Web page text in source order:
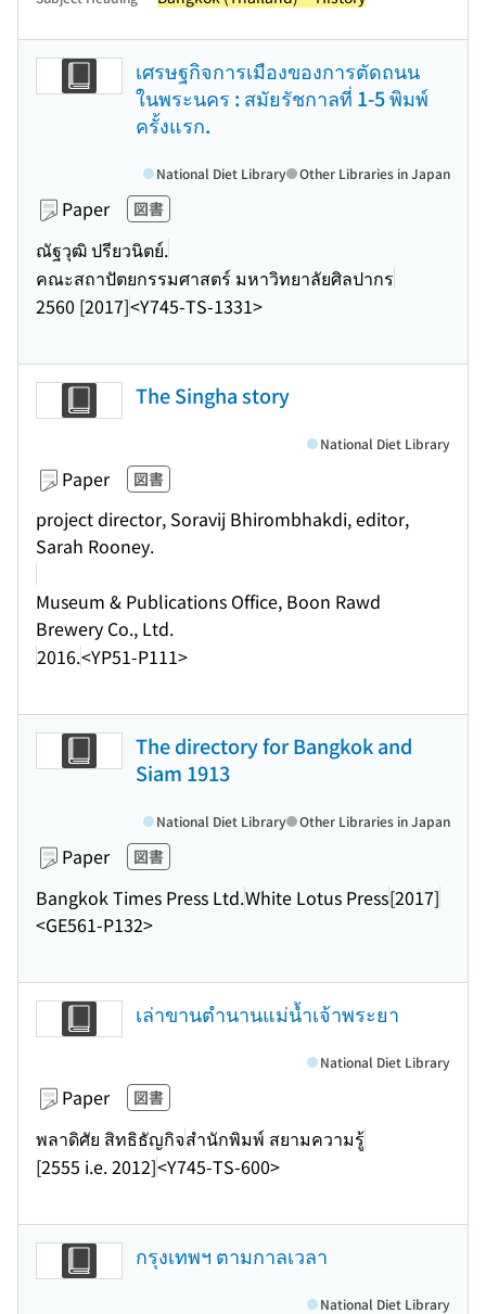
เศรษฐกิจการเมืองของการตัดถนน
ในพระนคร : สมัยรัชกาลที่ 1-5 พิมพ์
ครั้งแรก.
Paper 図書
ณัฐวุฒิ ปรียวนิตย์.
คณะสถาปัตยกรรมศาสตร์ มหาวิทยาลัยศิลปากร
2560 [2017]<Y745-TS-1331>
National Diet Library Other Libraries in Japan
The Singha story
Paper 図書
project director, Soravij Bhirombhakdi, editor,
Sarah Rooney.
Museum & Publications Office, Boon Rawd
Brewery Co., Ltd.
2016.<YP51-P111>
National Diet Library
The directory for Bangkok and
Siam 1913
Paper 図書
Bangkok Times Press Ltd.White Lotus Press[2017]
<GE561-P132>
National Diet Library Other Libraries in Japan
เล่าขานตำนานแม่น้ำเจ้าพระยา
Paper 図書
พลาดิศัย สิทธิธัญกิจสำนักพิมพ์ สยามความรู้
[2555 i.e. 2012]<Y745-TS-600>
National Diet Library
กรุงเทพฯ ตามกาลเวลา
National Diet Library